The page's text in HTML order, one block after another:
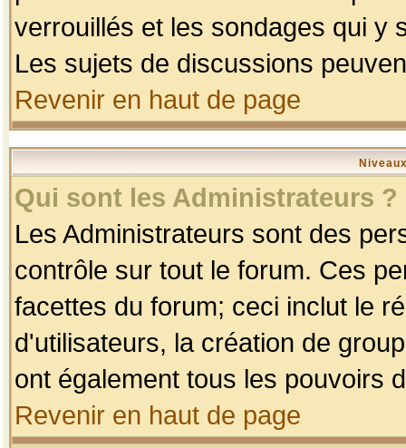
verrouillés et les sondages qui y
Les sujets de discussions
Revenir en haut de page
Qui sont les Administrateurs ?
Les Administrateurs sont des
contrôle sur tout le forum. Ces
facettes du forum; ceci inclut le
d'utilisateurs, la création de
ont également tous les pouvoirs
Revenir en haut de page